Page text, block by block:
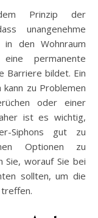
Prinzip der
unangenehme
den Wohnraum
permanente
Barriere bildet. Ein
zu Problemen
oder einer
ist es wichtig,
Siphons gut zu
Optionen zu
Sie, worauf Sie bei
sollten, um die